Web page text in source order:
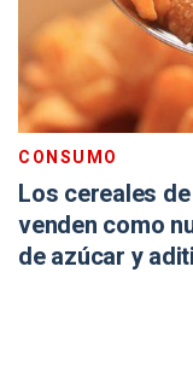
CONSUMO
Los cereales
venden como
de azúcar y